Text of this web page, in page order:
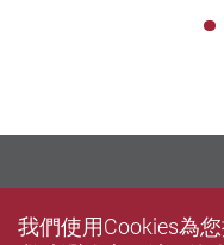
我們使用Cookies為